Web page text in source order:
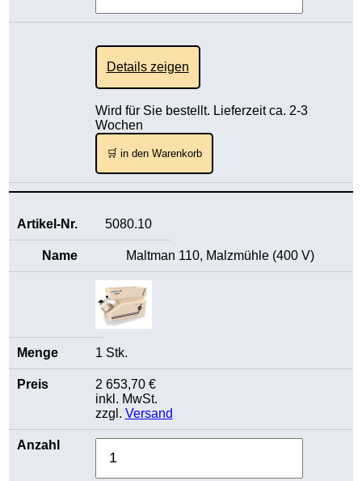
Details zeigen
Wird für Sie bestellt. Lieferzeit ca. 2-3
Wochen
🛒 in den Warenkorb
5080.10
Maltman 110, Malzmühle (400 V)
1 Stk.
2 653,70 €
inkl. MwSt.
zzgl. Versand